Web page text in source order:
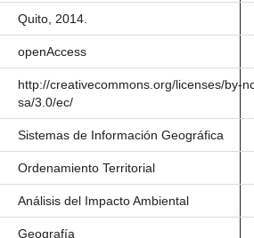
Quito, 2014.
openAccess
http://creativecommons.org/licenses/by-
sa/3.0/ec/
Sistemas de Información Geográfica
Ordenamiento Territorial
Análisis del Impacto Ambiental
Geografía